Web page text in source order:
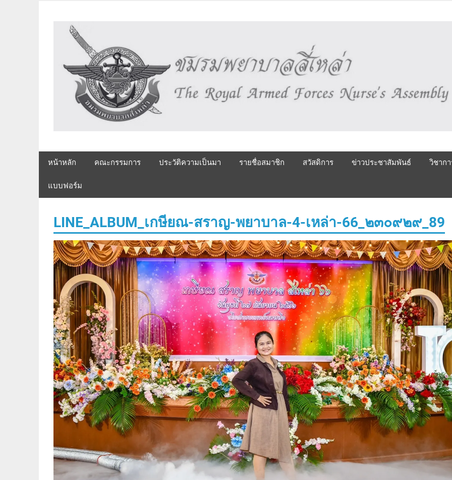
หน้าหลัก คณะกรรมการ ประวัติความเป็นมา รายชื่อสมาชิก สวัสดิการ ข่าวประชาสัมพันธ์ วิชาก
แบบฟอร์ม
LINE_ALBUM_เกษียณ-สราญ-พยาบาล-4-เหล่า-66_๒๓๐๙๒๙_89